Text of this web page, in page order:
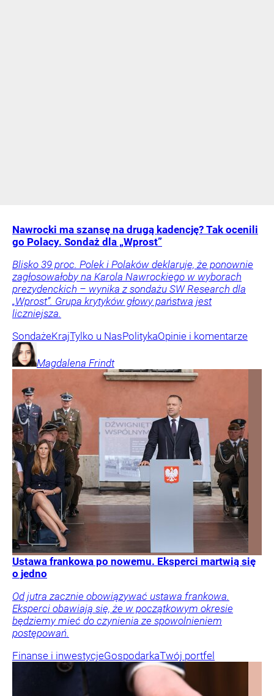
Nawrocki ma szansę na drugą kadencję? Tak ocenili
go Polacy. Sondaż dla „Wprost”
Blisko 39 proc. Polek i Polaków deklaruje, że ponownie
zagłosowałoby na Karola Nawrockiego w wyborach
prezydenckich – wynika z sondażu SW Research dla
„Wprost”. Grupa krytyków głowy państwa jest
liczniejsza.
SondażeKrajTylko u NasPolitykaOpinie i komentarze
Magdalena Frindt
Ustawa frankowa po nowemu. Eksperci martwią się
o jedno
Od jutra zacznie obowiązywać ustawa frankowa.
Eksperci obawiają się, że w początkowym okresie
będziemy mieć do czynienia ze spowolnieniem
postępowań.
Finanse i inwestycjeGospodarkaTwój portfel